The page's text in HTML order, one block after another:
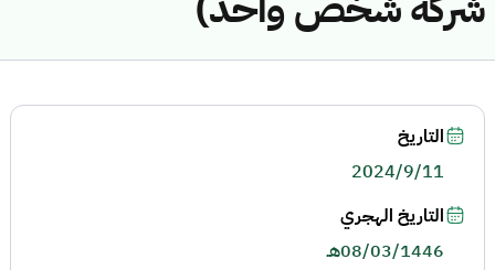
التاريخ
2024/9/11
التاريخ الهجري
08/03/1446هـ